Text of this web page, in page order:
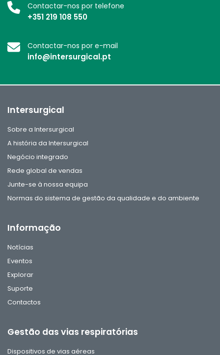
Contactar-nos por telefone
+351 219 108 550
Contactar-nos por e-mail
info@intersurgical.pt
Intersurgical
Sobre a Intersurgical
A história da Intersurgical
Negócio integrado
Rede global de vendas
Junte-se à nossa equipa
Normas do sistema de gestão da qualidade e do ambiente
Informação
Notícias
Eventos
Explorar
Suporte
Contactos
Gestão das vias respiratórias
Dispositivos de vias aéreas